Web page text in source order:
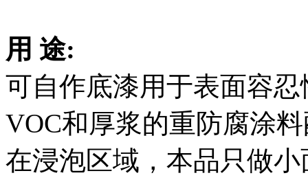
用 途:
可自作底漆用于表面容
VOC和厚浆的重防腐涂
在浸泡区域，本品只做